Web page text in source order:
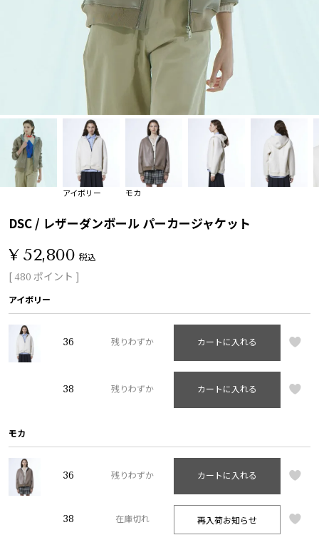
アイボリー モカ
DSC / レザーダンボール パーカージャケット
¥ 52,800 税込
[ 480 ポイント ]
アイボリー
36 残りわずか カートに入れる
38 残りわずか カートに入れる
モカ
36 残りわずか カートに入れる
38 在庫切れ 再入荷お知らせ